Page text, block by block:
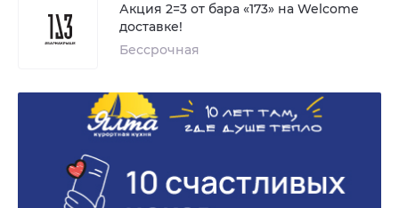
Акция 2=3 от бара «173» на Welcome
доставке!
Бессрочная